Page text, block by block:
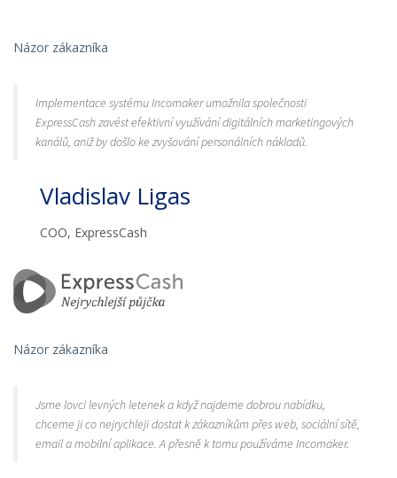
Názor zákazníka
Implementace systému Incomaker umožnila společnosti
ExpressCash zavést efektivní využívání digitálních marketingových
kanálů, aniž by došlo ke zvyšování personálních nákladů.
Vladislav Ligas
COO, ExpressCash
Názor zákazníka
Jsme lovci levných letenek a když najdeme dobrou nabídku,
chceme ji co nejrychleji dostat k zákazníkům přes web, sociální sítě,
email a mobilní aplikace. A přesně k tomu používáme Incomaker.